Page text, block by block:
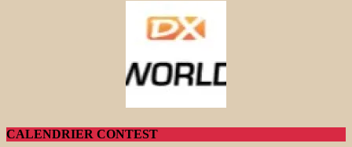
CALENDRIER CONTEST